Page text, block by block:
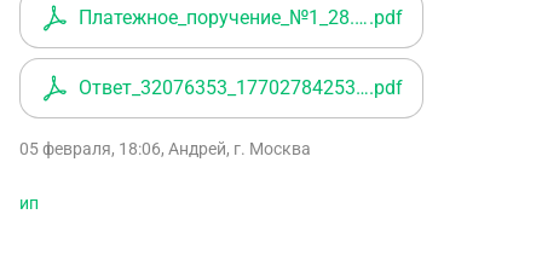
Платежное_поручение_№1_28.01.2025 (1).pdf
Ответ_32076353_1770278425352.pdf
05 февраля, 18:06, Андрей, г. Москва
ип